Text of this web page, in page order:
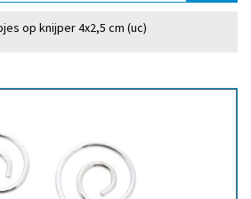
op knijper 4x2,5 cm (uc)